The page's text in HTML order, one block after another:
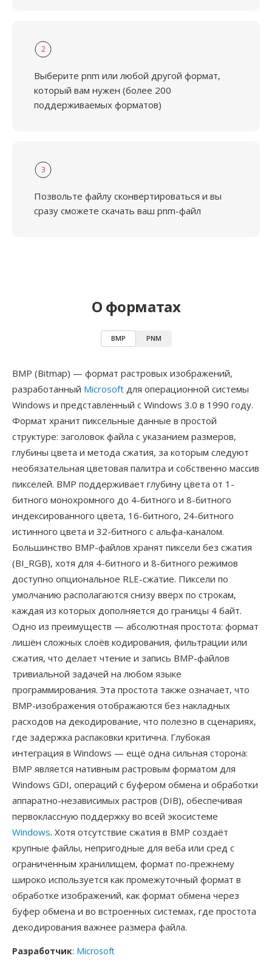
2
Выберите pnm или любой другой формат,
который вам нужен (более 200
поддерживаемых форматов)
3
Позвольте файлу сконвертироваться и вы
сразу сможете скачать ваш pnm-файл
О форматах
BMP PNM
BMP (Bitmap) — формат растровых изображений,
разработанный Microsoft для операционной системы
Windows и представленный с Windows 3.0 в 1990 году.
Формат хранит пиксельные данные в простой
структуре: заголовок файла с указанием размеров,
глубины цвета и метода сжатия, за которым следуют
необязательная цветовая палитра и собственно массив
пикселей. BMP поддерживает глубину цвета от 1-
битного монохромного до 4-битного и 8-битного
индексированного цвета, 16-битного, 24-битного
истинного цвета и 32-битного с альфа-каналом.
Большинство BMP-файлов хранят пиксели без сжатия
(BI_RGB), хотя для 4-битного и 8-битного режимов
доступно опциональное RLE-сжатие. Пиксели по
умолчанию располагаются снизу вверх по строкам,
каждая из которых дополняется до границы 4 байт.
Одно из преимуществ — абсолютная простота: формат
лишён сложных слоёв кодирования, фильтрации или
сжатия, что делает чтение и запись BMP-файлов
тривиальной задачей на любом языке
программирования. Эта простота также означает, что
BMP-изображения отображаются без накладных
расходов на декодирование, что полезно в сценариях,
где задержка распаковки критична. Глубокая
интеграция в Windows — ещё одна сильная сторона:
BMP является нативным растровым форматом для
Windows GDI, операций с буфером обмена и обработки
аппаратно-независимых растров (DIB), обеспечивая
первоклассную поддержку во всей экосистеме
Windows. Хотя отсутствие сжатия в BMP создаёт
крупные файлы, непригодные для веба или сред с
ограниченным хранилищем, формат по-прежнему
широко используется как промежуточный формат в
обработке изображений, как формат обмена через
буфер обмена и во встроенных системах, где простота
декодирования важнее размера файла.
Разработчик: Microsoft